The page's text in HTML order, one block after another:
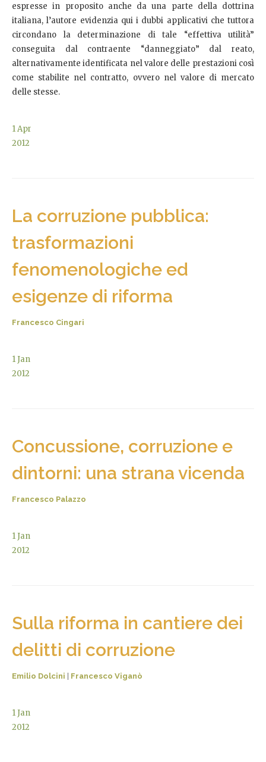
espresse in proposito anche da una parte della dottrina
italiana, l’autore evidenzia qui i dubbi applicativi che tuttora
circondano la determinazione di tale “effettiva utilità”
conseguita dal contraente “danneggiato” dal reato,
alternativamente identificata nel valore delle prestazioni così
come stabilite nel contratto, ovvero nel valore di mercato
delle stesse.
1Apr
2012
La corruzione pubblica:
trasformazioni
fenomenologiche ed
esigenze di riforma
Francesco Cingari
1Jan
2012
Concussione, corruzione e
dintorni: una strana vicenda
Francesco Palazzo
1Jan
2012
Sulla riforma in cantiere dei
delitti di corruzione
Emilio Dolcini Francesco Viganò
1Jan
2012